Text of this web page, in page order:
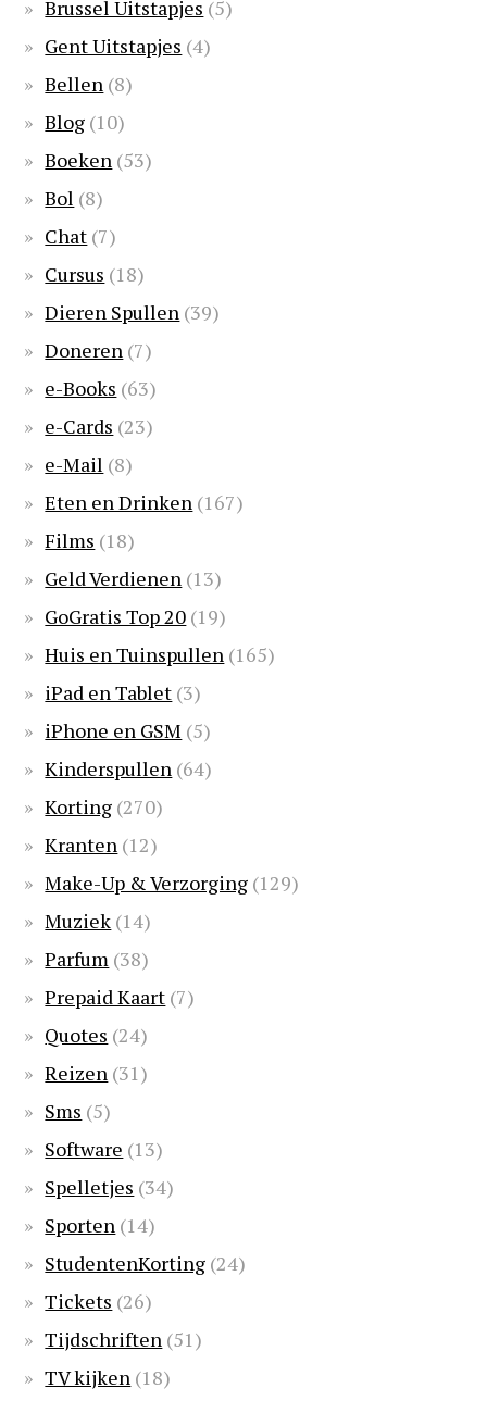
Brussel Uitstapjes (5)
Gent Uitstapjes (4)
Bellen (8)
Blog (10)
Boeken (53)
Bol (8)
Chat (7)
Cursus (18)
Dieren Spullen (39)
Doneren (7)
e-Books (63)
e-Cards (23)
e-Mail (8)
Eten en Drinken (167)
Films (18)
Geld Verdienen (13)
GoGratis Top 20 (19)
Huis en Tuinspullen (165)
iPad en Tablet (3)
iPhone en GSM (5)
Kinderspullen (64)
Korting (270)
Kranten (12)
Make-Up & Verzorging (129)
Muziek (14)
Parfum (38)
Prepaid Kaart (7)
Quotes (24)
Reizen (31)
Sms (5)
Software (13)
Spelletjes (34)
Sporten (14)
StudentenKorting (24)
Tickets (26)
Tijdschriften (51)
TV kijken (18)